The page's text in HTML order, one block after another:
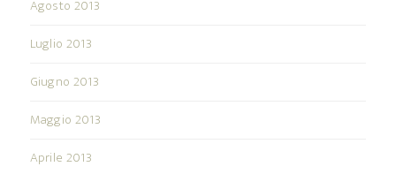
Agosto 2013
Luglio 2013
Giugno 2013
Maggio 2013
Aprile 2013